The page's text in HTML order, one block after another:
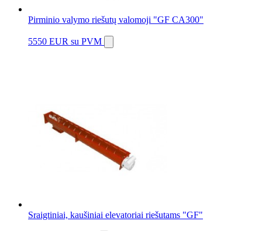
Pirminio valymo riešutų valomoji "GF CA300"
5550 EUR su PVM
Sraigtiniai, kaušiniai elevatoriai riešutams "GF"